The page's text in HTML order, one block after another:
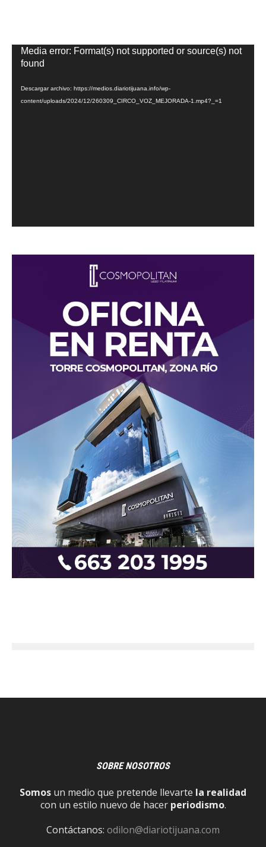
Reproductor
de
Media error: Format(s) not supported or source(s) not
found
Descargar archivo: https://medios.diariotijuana.info/wp-
content/uploads/2024/12/260309_CIRCO_VOZ_MEJORADA-1.mp4?_=1
SOBRE NOSOTROS
Somos un medio que pretende llevarte la realidad
con un estilo nuevo de hacer periodismo.
Contáctanos: odilon@diariotijuana.com